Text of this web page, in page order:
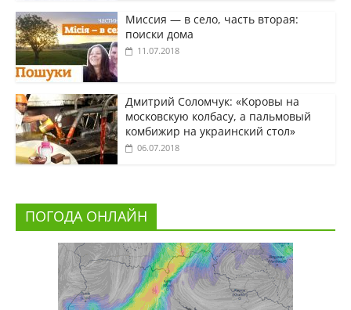
Миссия — в село, часть вторая:
поиски дома
11.07.2018
Дмитрий Соломчук: «Коровы на
московскую колбасу, а пальмовый
комбижир на украинский стол»
06.07.2018
ПОГОДА ОНЛАЙН